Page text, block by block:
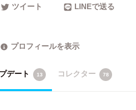
ツイート LINEで送る
プロフィールを表示
デート 13 コレクター 78